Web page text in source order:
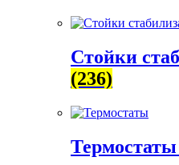
Стойки
(236)
Термостаты